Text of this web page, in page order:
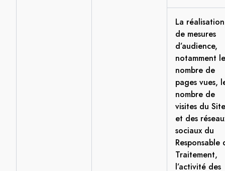
La réalisation
de mesures
d’audience,
notamment le
nombre de
pages vues,
nombre de
visites du Site
et des
sociaux du
Responsable
Traitement,
l’activité des